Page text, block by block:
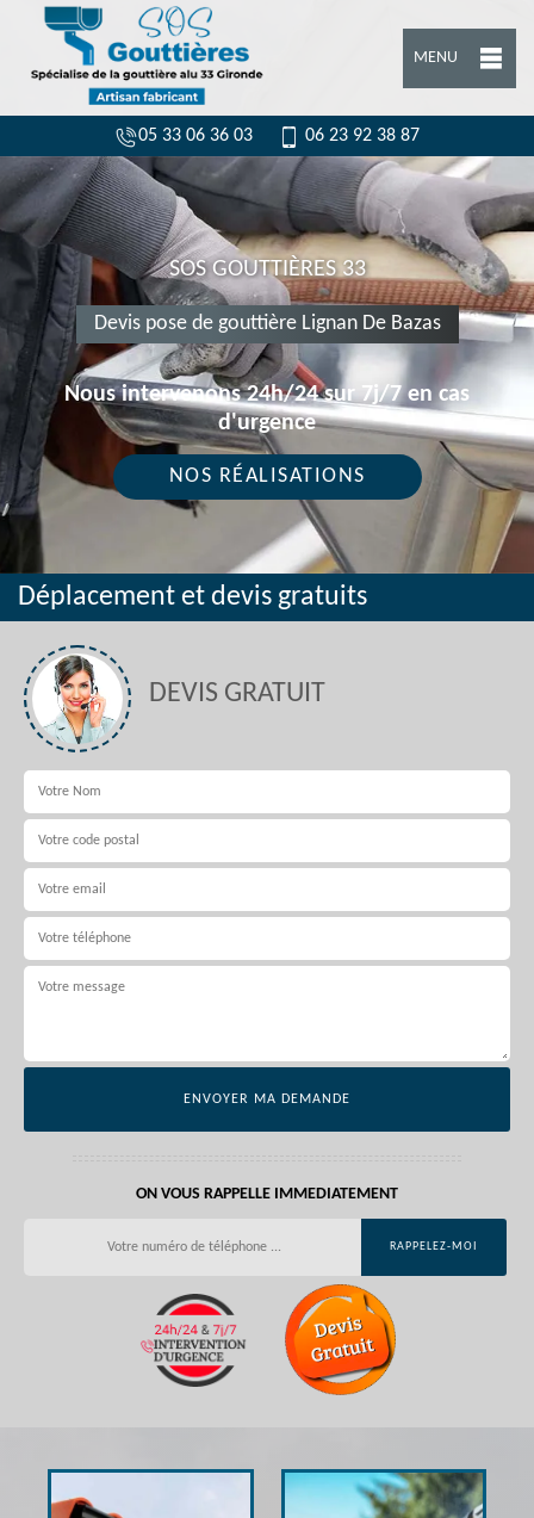
MENU
05 33 06 36 03 06 23 92 38 87
SOS GOUTTIÈRES 33
Devis pose de gouttière Lignan De Bazas
Nous intervenons 24h/24 sur 7j/7 en cas
d'urgence
NOS RÉALISATIONS
Déplacement et devis gratuits
DEVIS GRATUIT
ON VOUS RAPPELLE IMMEDIATEMENT